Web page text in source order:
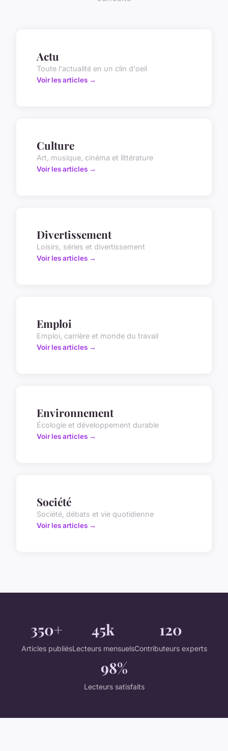
Actu
Toute l'actualité en un clin d'oeil
Voir les articles →
Culture
Art, musique, cinéma et littérature
Voir les articles →
Divertissement
Loisirs, séries et divertissement
Voir les articles →
Emploi
Emploi, carrière et monde du travail
Voir les articles →
Environnement
Écologie et développement durable
Voir les articles →
Société
Société, débats et vie quotidienne
Voir les articles →
350+
Articles publiés
45k
Lecteurs mensuels
120
Contributeurs experts
98%
Lecteurs satisfaits